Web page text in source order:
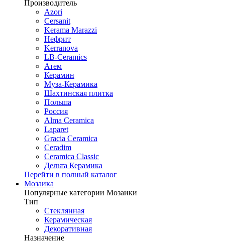
Производитель
Azori
Cersanit
Kerama Marazzi
Нефрит
Kerranova
LB-Ceramics
Атем
Керамин
Муза-Керамика
Шахтинская плитка
Польша
Россия
Alma Ceramica
Laparet
Gracia Ceramica
Ceradim
Ceramica Classic
Дельта Керамика
Перейти в полный каталог
Мозаика
Популярные категории Мозаики
Тип
Стеклянная
Керамическая
Декоративная
Назначение